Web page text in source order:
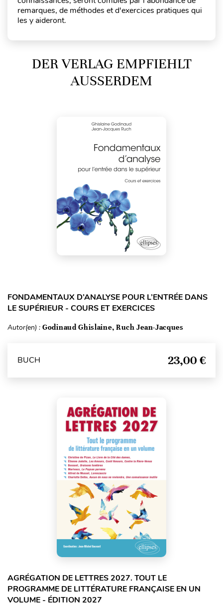
remarques, de méthodes et d'exercices pratiques qui
les y aideront.
DER VERLAG EMPFIEHLT
AUSSERDEM
FONDAMENTAUX D’ANALYSE POUR L’ENTRÉE DANS
LE SUPÉRIEUR - COURS ET EXERCICES
Autor(en) : Godinaud Ghislaine, Ruch Jean-Jacques
BUCH 23,00 €
AGRÉGATION DE LETTRES 2027. TOUT LE
PROGRAMME DE LITTÉRATURE FRANÇAISE EN UN
VOLUME - ÉDITION 2027